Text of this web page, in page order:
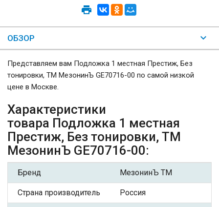
ОБЗОР
Представляем вам Подложка 1 местная Престиж, Без
тонировки, ТМ МезонинЪ GE70716-00 по самой низкой
цене в Москве.
Характеристики
товара Подложка 1 местная
Престиж, Без тонировки, ТМ
МезонинЪ GE70716-00:
Бренд МезонинЪ ТМ
Страна производитель Россия